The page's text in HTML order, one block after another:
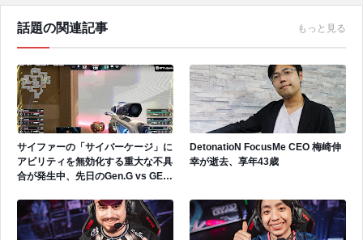
話題の関連記事 もっと見る
サイファーの「サイバーケージ」に
アビリティを無効化する重大な不具
合が発生中、先日のGen.G vs GEで
DetonatioN FocusMe CEO 梅崎伸
幸が逝去、享年43歳